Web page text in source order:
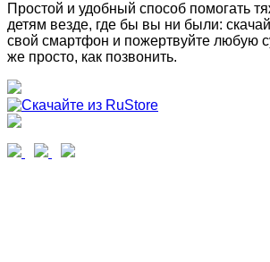
Простой и удобный способ помогать
детям везде, где бы вы ни были:
свой смартфон и пожертвуйте любую
же просто, как позвонить.